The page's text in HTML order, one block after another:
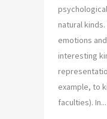
natural
emotions
interesting
example, to
faculties). In...